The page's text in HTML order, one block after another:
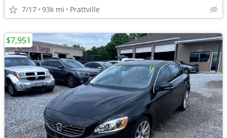
7/17 93k mi Prattville
$7,951